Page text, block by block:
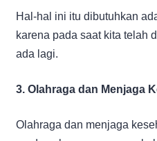
Hal-hal ini itu dibutuhkan
karena pada saat kita telah
ada lagi.
3. Olahraga dan Menjaga
Olahraga dan menjaga